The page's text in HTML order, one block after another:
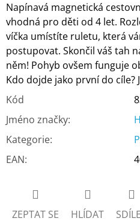
Napínavá magnetická
vhodná pro děti od 4 let.
víčka umístíte ruletu, která
postupovat. Skončil váš tah
něm! Pohyb ovšem funguje
Kdo dojde jako první do cíle?
Kód
Jméno značky:
Kategorie:
EAN:
ZEPTAT SE HLÍDAT